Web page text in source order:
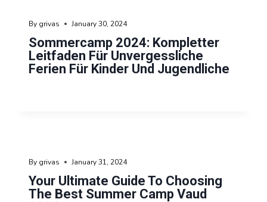
Sommercamp 2024: Kompletter
Leitfaden Für Unvergessliche
Ferien Für Kinder Und Jugendliche
By grivas January 30, 2024
Your Ultimate Guide To Choosing
The Best Summer Camp Vaud
By grivas January 31, 2024